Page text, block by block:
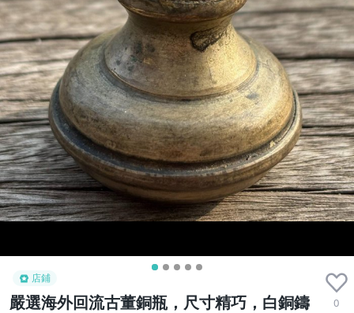
店鋪
嚴選海外回流古董銅瓶，尺寸精巧，白銅鑄
0